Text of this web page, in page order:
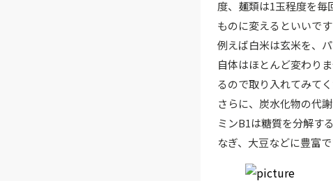
度、麺類は1玉程度を毎
ものに変えるといいです
例えば白米は玄米を、
自体はほとんど変わり
るので取り入れてみてく
さらに、炭水化物の代
ミンB1は糖質を分解す
なぎ、大豆などに豊富で